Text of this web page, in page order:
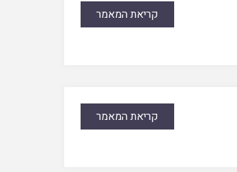
קריאת המאמר
קריאת המאמר